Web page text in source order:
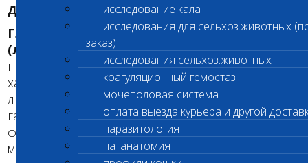
исследование кала
исследования для сельхоз.животных
заказ)
исследования сельхоз.животных
коагуляционный гемостаз
мочеполовая система
оплата выезда курьера и другой
паразитология
патанатомия
ДЛЯ СПЕЦИАЛИСТОВ
Глобоидная лейкодистрофия
(лейкодистрофия глобоидных клеток)-
наследственное заболевание собак, которое
характеризуется недостаточностью работы
лизосомального фермента -
галактоцереброзидазы, катализирующего
ферментацию галактолипидов, компонентов
миелина. Таким образом, фермент необходим